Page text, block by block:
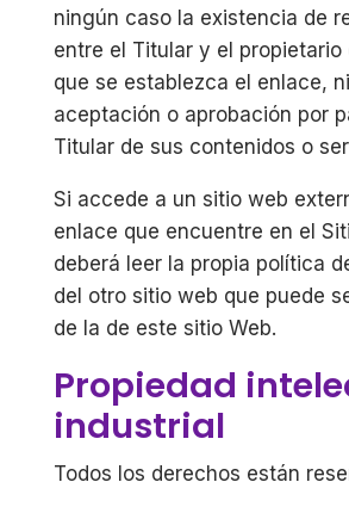
ningún caso la existencia de
entre el Titular y el propietario
que se establezca el enlace,
aceptación o aprobación por
Titular de sus contenidos o
Si accede a un sitio web
enlace que encuentre en el
deberá leer la propia política
del otro sitio web que puede
de la de este sitio Web.
Propiedad
industrial
Todos los derechos están